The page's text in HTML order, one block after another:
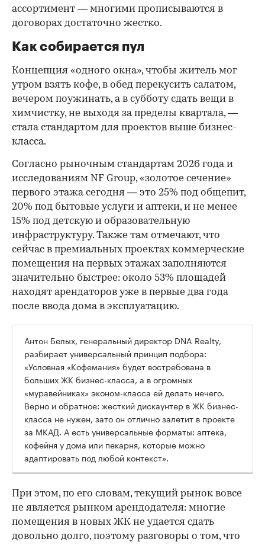
ассортимент — многими прописываются в
договорах достаточно жестко.
Как собирается пул
Концепция «одного окна», чтобы житель мог
утром взять кофе, в обед перекусить салатом,
вечером поужинать, а в субботу сдать вещи в
химчистку, не выходя за пределы квартала, —
стала стандартом для проектов выше бизнес-
класса.
Согласно рыночным стандартам 2026 года и
исследованиям NF Group, «золотое сечение»
первого этажа сегодня — это 25% под общепит,
20% под бытовые услуги и аптеки, и не менее
15% под детскую и образовательную
инфраструктуру. Также там отмечают, что
сейчас в премиальных проектах коммерческие
помещения на первых этажах заполняются
значительно быстрее: около 53% площадей
находят арендаторов уже в первые два года
после ввода дома в эксплуатацию.
Антон Белых, генеральный директор DNA Realty,
разбирает универсальный принцип подбора:
«Условная «Кофемания» будет востребована в
больших ЖК бизнес-класса, а в огромных
«муравейниках» эконом-класса ей делать нечего.
Верно и обратное: жесткий дискаунтер в ЖК бизнес-
класса не нужен, зато он отлично залетит в проекте
за МКАД. А есть универсальные форматы: аптека,
кофейня у дома или пекарня, которые можно
адаптировать под любой контекст».
При этом, по его словам, текущий рынок вовсе
не является рынком арендодателя: многие
помещения в новых ЖК не удается сдать
довольно долго, поэтому разговоры о том, что